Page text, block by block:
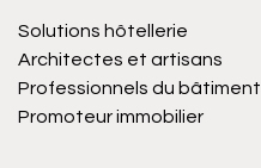
Solutions hôtellerie
Architectes et artisans
Professionnels du bâtiment
Promoteur immobilier